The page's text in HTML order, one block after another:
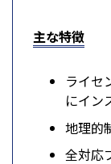
主な特徴
ライセ
にイン
地理的
全対応